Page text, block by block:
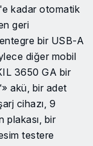
kadar otomatik
geri
bir USB-A
diğer mobil
3650 GA bir
akü, bir adet
cihazı, 9
plakası, bir
testere